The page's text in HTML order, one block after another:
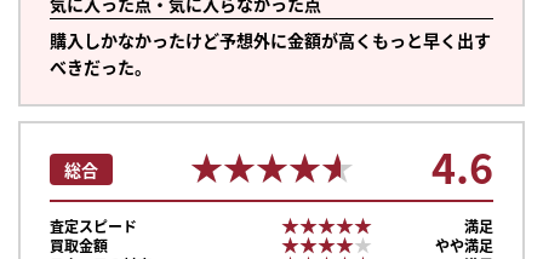
購入しかなかったけど予想外に金額が高くもっと早く出す
べきだった。
総合 ★★★★★
★★★★★ 4.6
査定スピード ★★★★★
★★★★★
満足
買取金額
★★★★★
★★★★★
やや満足